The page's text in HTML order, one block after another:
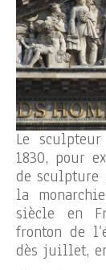
Le
1830, pour
de sculpture
la
siècle en
fronton de
dès juillet,